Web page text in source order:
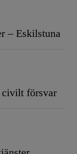
– Eskilstuna
försvar